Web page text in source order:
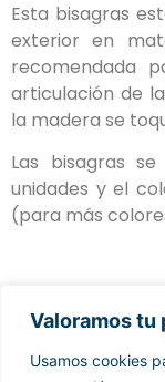
Valoramos tu
Usamos cookies
Esta bisagras
exterior en
recomendada
articulación de
la madera se
Las bisagras
unidades y el
(para más